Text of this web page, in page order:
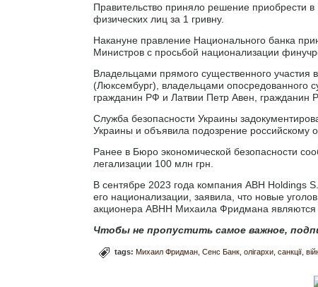
Правительство приняло решение приобрести
физических лиц за 1 гривну.
Накануне правление Национального банка
Министров с просьбой национализации
Владельцами прямого существенного участия
(Люксембург), владельцами опосредованного
гражданин РФ и Латвии Петр Авен, гражданин
Служба безопасности Украины
Украины и объявила подозрение российскому
Ранее в Бюро экономической безопасности
легализации 100 млн грн.
В сентябре 2023 года компания ABH Holdings
его национализации, заявила, что новые
акционера ABHH Михаила Фридмана
Чтобы не пропустить самое важное,
tags: Михаил Фридман Сенс Банк олігархи санкції